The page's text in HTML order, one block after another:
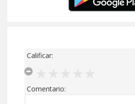
Calificar:
Comentario: